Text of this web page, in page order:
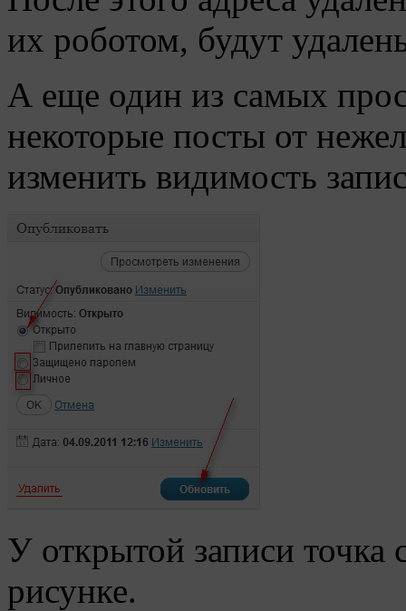
их роботом, будут
А еще один из самых
некоторые посты от
изменить видимость
У открытой записи точка
рисунке.